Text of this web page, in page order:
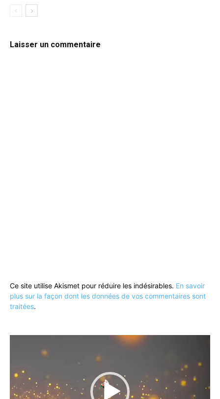
Laisser un commentaire
Ce site utilise Akismet pour réduire les indésirables. En savoir
plus sur la façon dont les données de vos commentaires sont
traitées.